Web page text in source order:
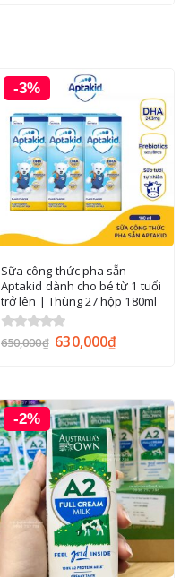
-3%
Sữa công thức pha sẵn
Aptakid dành cho bé từ 1 tuổi
trở lên | Thùng 27 hộp 180ml
0out of 5
650,000₫ 630,000₫
-2%